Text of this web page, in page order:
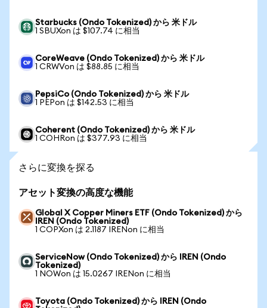
Starbucks (Ondo Tokenized) から 米ドル
1 SBUXon は $107.74 に相当
CoreWeave (Ondo Tokenized) から 米ドル
1 CRWVon は $88.85 に相当
PepsiCo (Ondo Tokenized) から 米ドル
1 PEPon は $142.53 に相当
Coherent (Ondo Tokenized) から 米ドル
1 COHRon は $377.93 に相当
さらに変換を探る
アセット変換の高度な機能
Global X Copper Miners ETF (Ondo Tokenized) から
IREN (Ondo Tokenized)
1 COPXon は 2.1187 IRENon に相当
ServiceNow (Ondo Tokenized) から IREN (Ondo
Tokenized)
1 NOWon は 15.0267 IRENon に相当
Toyota (Ondo Tokenized) から IREN (Ondo